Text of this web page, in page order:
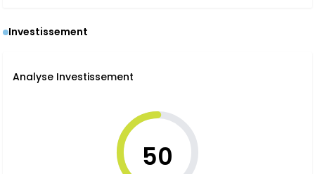
Investissement
Analyse Investissement
50